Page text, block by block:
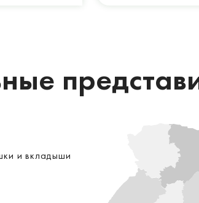
и вкладыши